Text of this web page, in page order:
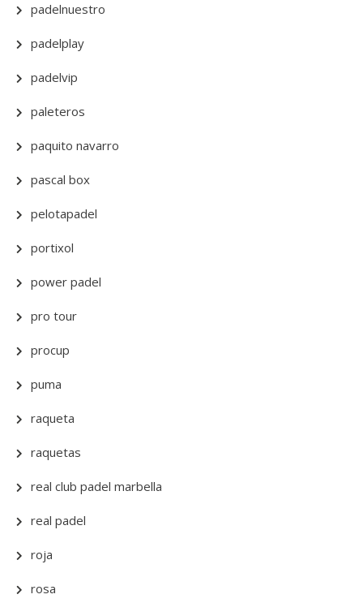
padelnuestro
padelplay
padelvip
paleteros
paquito navarro
pascal box
pelotapadel
portixol
power padel
pro tour
procup
puma
raqueta
raquetas
real club padel marbella
real padel
roja
rosa